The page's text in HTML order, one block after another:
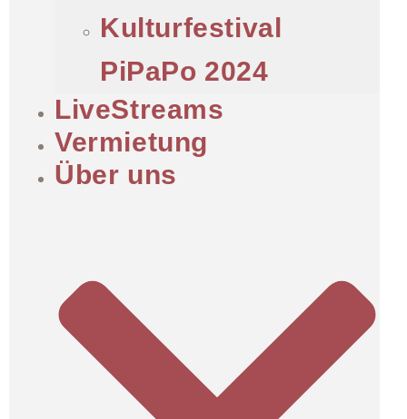
Kulturfestival
PiPaPo 2024
LiveStreams
Vermietung
Über uns